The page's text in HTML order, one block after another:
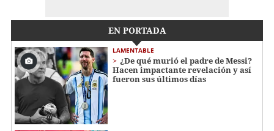
EN PORTADA
LAMENTABLE
¿De qué murió el padre de Messi?
Hacen impactante revelación y así
fueron sus últimos días